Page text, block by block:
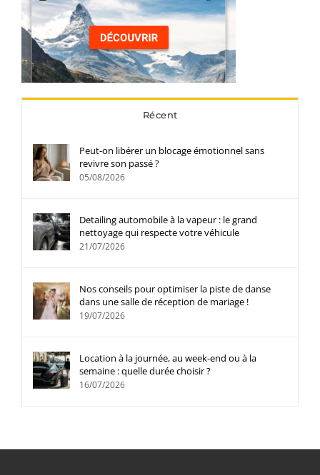
Récent
Peut-on libérer un blocage émotionnel sans
revivre son passé ?
05/08/2026
Detailing automobile à la vapeur : le grand
nettoyage qui respecte votre véhicule
21/07/2026
Nos conseils pour optimiser la piste de danse
dans une salle de réception de mariage !
19/07/2026
Location à la journée, au week-end ou à la
semaine : quelle durée choisir ?
16/07/2026